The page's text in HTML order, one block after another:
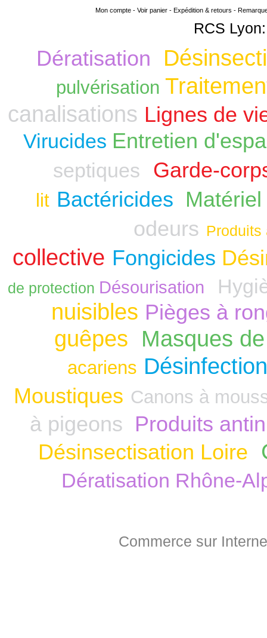
Mon compte- Voir panier- Expédition & retours -
RCS
Dératisation
pulvérisation
canalisations Lignes de
Virucides Entretien
septiques Garde-
lit Bactéricides
odeurs Produits
collective Fongicides
de protection Désourisation
nuisibles Pièges à
guêpes Masques
acariens
Moustiques Canons à
à pigeons Produits
Désinsectisation Loire
Dératisation Rhône-
Commerce sur